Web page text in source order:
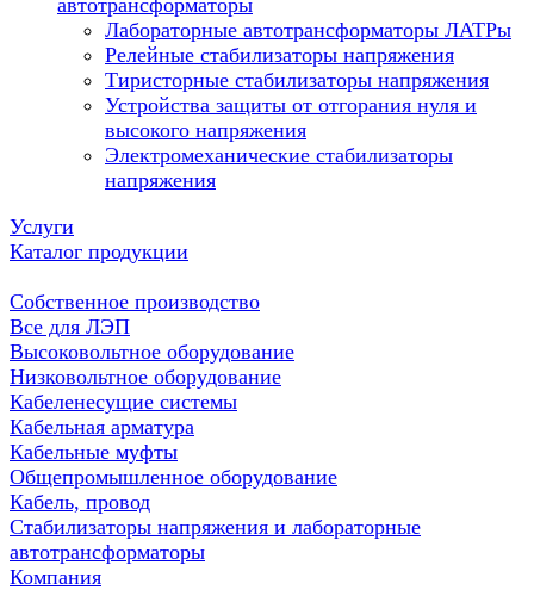
Лабораторные автотрансформаторы ЛАТРы
Релейные стабилизаторы напряжения
Тиристорные стабилизаторы напряжения
Устройства защиты от отгорания нуля и
высокого напряжения
Электромеханические стабилизаторы
напряжения
Услуги
Каталог продукции
Собственное производство
Все для ЛЭП
Высоковольтное оборудование
Низковольтное оборудование
Кабеленесущие системы
Кабельная арматура
Кабельные муфты
Общепромышленное оборудование
Кабель, провод
Стабилизаторы напряжения и лабораторные
автотрансформаторы
Компания